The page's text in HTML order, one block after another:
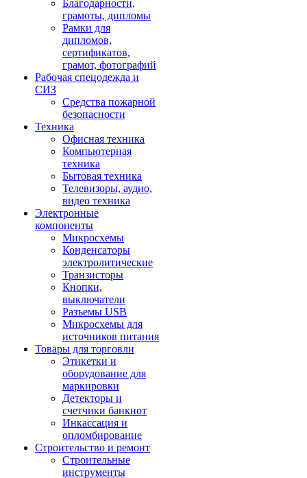
Благодарности,
грамоты, дипломы
Рамки для
дипломов,
сертификатов,
грамот, фотографий
Рабочая спецодежда и
СИЗ
Средства пожарной
безопасности
Техника
Офисная техника
Компьютерная
техника
Бытовая техника
Телевизоры, аудио,
видео техника
Электронные
компоненты
Микросхемы
Конденсаторы
электролитические
Транзисторы
Кнопки,
выключатели
Разъемы USB
Микросхемы для
источников питания
Товары для торговли
Этикетки и
оборудование для
маркировки
Детекторы и
счетчики банкнот
Инкассация и
опломбирование
Строительство и ремонт
Строительные
инструменты